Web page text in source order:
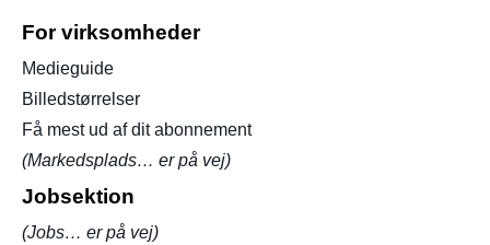
For virksomheder
Medieguide
Billedstørrelser
Få mest ud af dit abonnement
(Markedsplads… er på vej)
Jobsektion
(Jobs… er på vej)